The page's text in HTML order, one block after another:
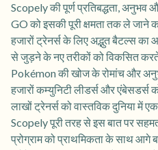
Scopely की पूर्ण प्रतिबद्धता,
GO को इसकी पूरी क्षमता तक ले जाने
हजारों ट्रेनर्स के लिए अद्भुत बैटल्स
से जुड़ने के नए तरीकों को विकसित
Pokémon की खोज के रोमांच और
हजारों कम्युनिटी लीडर्स और एंबेसडर्स
लाखों ट्रेनर्स को वास्तविक दुनिया में
Scopely पूरी तरह से इस बात पर
प्रोग्राम को प्राथमिकता के साथ आगे